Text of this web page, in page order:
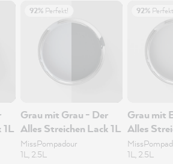
1L
92% Perfekt!
Grau mit Grau - Der
Alles Streichen Lack 1L
MissPompadour
1L, 2.5L
92%
Grau mit
Alles
1L, 2.5L